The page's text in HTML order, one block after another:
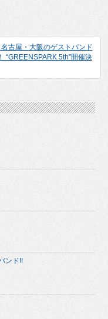
古屋・大阪のゲストバンド
“GREENSPARK 5th”開催決
ンド!!